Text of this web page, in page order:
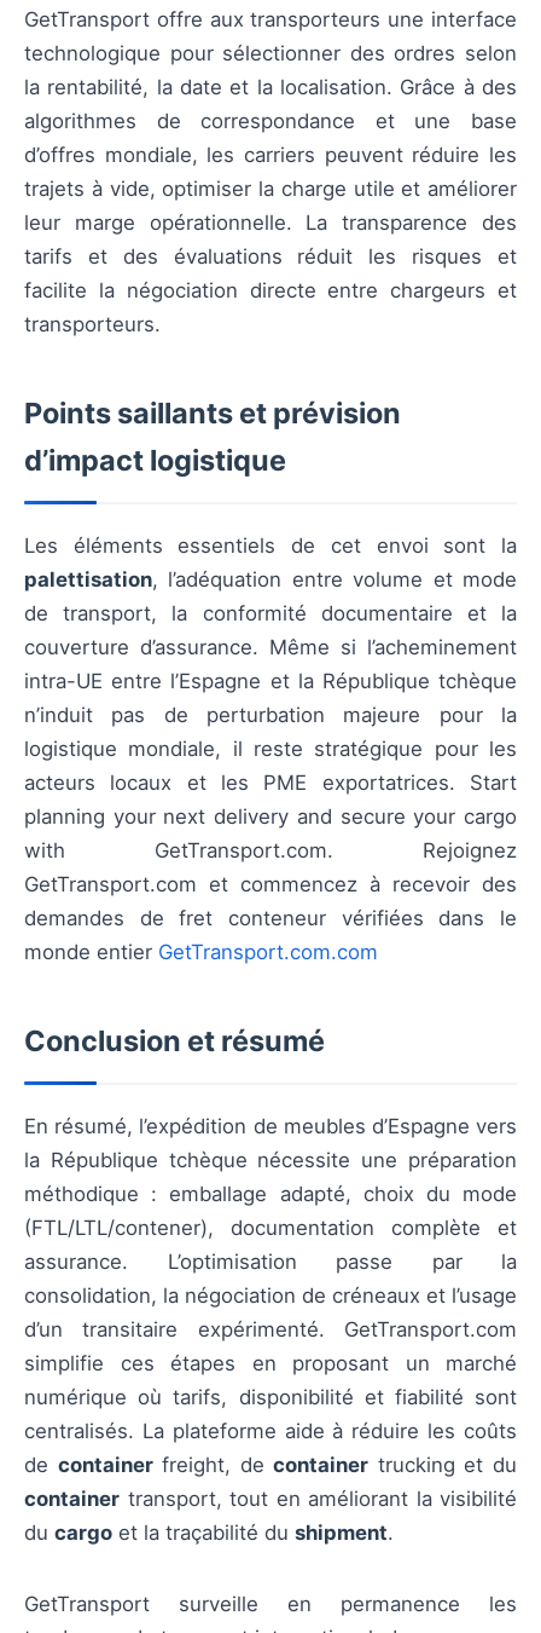
GetTransport offre aux transporteurs une interface
technologique pour sélectionner des ordres selon
la rentabilité, la date et la localisation. Grâce à des
algorithmes de correspondance et une base
d’offres mondiale, les carriers peuvent réduire les
trajets à vide, optimiser la charge utile et améliorer
leur marge opérationnelle. La transparence des
tarifs et des évaluations réduit les risques et
facilite la négociation directe entre chargeurs et
transporteurs.
Points saillants et prévision
d’impact logistique
Les éléments essentiels de cet envoi sont la
palettisation, l’adéquation entre volume et mode
de transport, la conformité documentaire et la
couverture d’assurance. Même si l’acheminement
intra-UE entre l’Espagne et la République tchèque
n’induit pas de perturbation majeure pour la
logistique mondiale, il reste stratégique pour les
acteurs locaux et les PME exportatrices. Start
planning your next delivery and secure your cargo
with GetTransport.com. Rejoignez
GetTransport.com et commencez à recevoir des
demandes de fret conteneur vérifiées dans le
monde entier GetTransport.com.com
Conclusion et résumé
En résumé, l’expédition de meubles d’Espagne vers
la République tchèque nécessite une préparation
méthodique : emballage adapté, choix du mode
(FTL/LTL/contener), documentation complète et
assurance. L’optimisation passe par la
consolidation, la négociation de créneaux et l’usage
d’un transitaire expérimenté. GetTransport.com
simplifie ces étapes en proposant un marché
numérique où tarifs, disponibilité et fiabilité sont
centralisés. La plateforme aide à réduire les coûts
de containerfreight, decontainer trucking et du
container transport, tout en améliorant la visibilité
du cargo et la traçabilité du shipment.
GetTransport surveille en permanence les